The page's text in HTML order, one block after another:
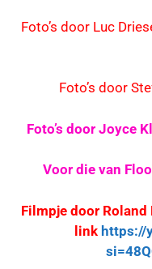
Foto’s door Luc
Foto’s door
Foto’s door Joyce
Voor die van
Filmpje door
link https://